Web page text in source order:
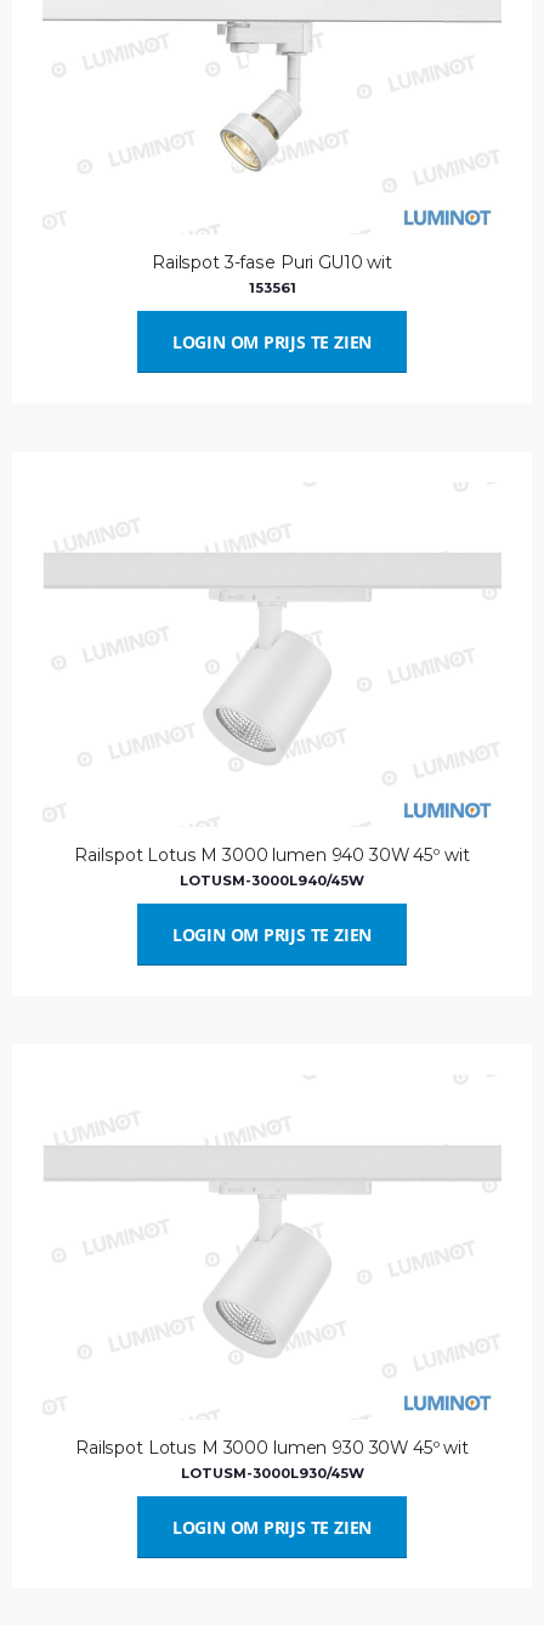
Railspot 3-fase Puri GU10 wit
153561
LOGIN OM PRIJS TE ZIEN
Railspot Lotus M 3000 lumen 940 30W 45º wit
LOTUSM-3000L940/45W
LOGIN OM PRIJS TE ZIEN
Railspot Lotus M 3000 lumen 930 30W 45º wit
LOTUSM-3000L930/45W
LOGIN OM PRIJS TE ZIEN